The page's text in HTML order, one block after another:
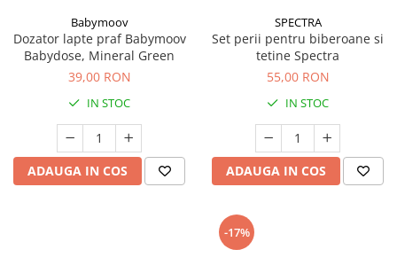
Babymoov
Dozator lapte praf Babymoov
Babydose, Mineral Green
39,00 RON
IN STOC
ADAUGA IN COS
SPECTRA
Set perii pentru biberoane si
tetine Spectra
55,00 RON
IN STOC
ADAUGA IN COS
-17%